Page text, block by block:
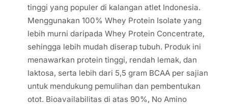
tinggi yang populer di kalangan atlet Indonesia.
Menggunakan 100% Whey Protein Isolate yang
lebih murni daripada Whey Protein Concentrate,
sehingga lebih mudah diserap tubuh. Produk ini
menawarkan protein tinggi, rendah lemak, dan
laktosa, serta lebih dari 5,5 gram BCAA per sajian
untuk mendukung pemulihan dan pembentukan
otot. Bioavailabilitas di atas 90%, No Amino